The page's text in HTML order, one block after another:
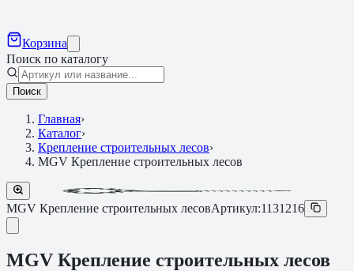
Корзина
Поиск по каталогу
Поиск
Главная›
Каталог›
Крепление строительных лесов›
MGV Крепление строительных лесов
MGV Крепление строительных лесовАртикул:1131216
MGV Крепление строительных лесов